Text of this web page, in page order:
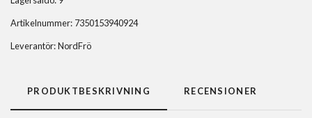
Artikelnummer: 7350153940924
Leverantör:NordFrö
PRODUKTBESKRIVNING RECENSIONER